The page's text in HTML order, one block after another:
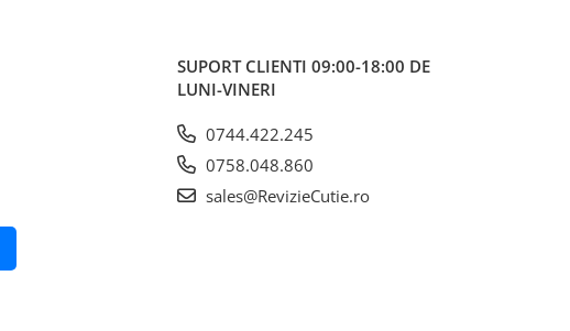
SUPORT CLIENTI 09:00-18:00 DE
LUNI-VINERI
0744.422.245
0758.048.860
sales@RevizieCutie.ro